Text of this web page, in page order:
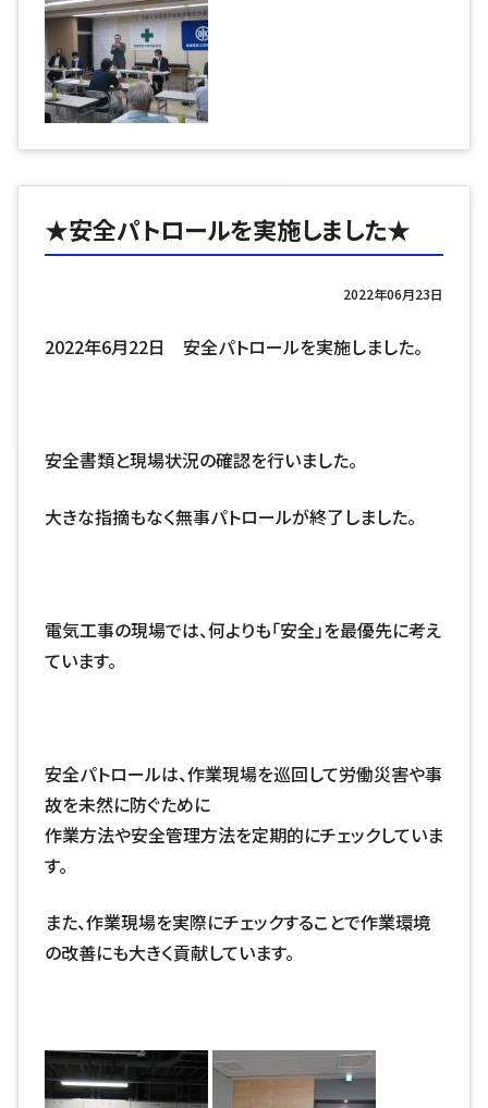
★安全パトロールを実施しました★
2022年06月23日
2022年6月22日 安全パトロールを実施しました。
安全書類と現場状況の確認を行いました。
大きな指摘もなく無事パトロールが終了しました。
電気工事の現場では、何よりも「安全」を最優先に考え
ています。
安全パトロールは、作業現場を巡回して労働災害や事
故を未然に防ぐために
作業方法や安全管理方法を定期的にチェックしていま
す。
また、作業現場を実際にチェックすることで作業環境
の改善にも大きく貢献しています。